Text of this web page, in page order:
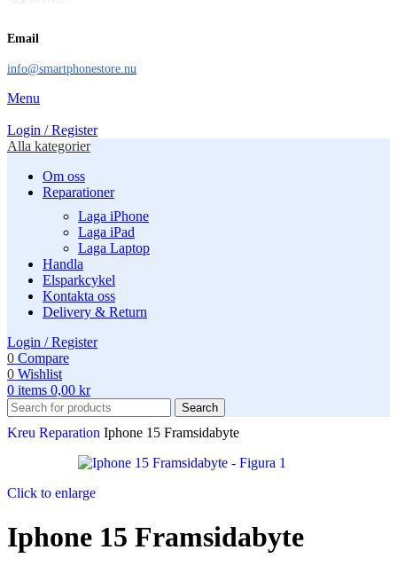
Email
info@smartphonestore.nu
Menu
Login / Register
Alla kategorier
Om oss
Reparationer
Laga iPhone
Laga iPad
Laga Laptop
Handla
Elsparkcykel
Kontakta oss
Delivery & Return
Login / Register
0 Compare
0 Wishlist
0 items 0,00 kr
Search
Kreu Reparation Iphone 15 Framsidabyte
Click to enlarge
Iphone 15 Framsidabyte